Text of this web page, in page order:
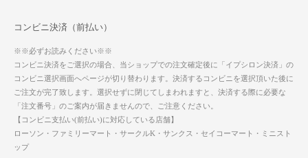
コンビニ決済（前払い）
※※必ずお読みください※※
コンビニ決済をご選択の場合、当ショップでの注文確定後に「イプシロン決済」の
コンビニ選択画面へページが切り替わります。決済するコンビニを選択頂いた後に
ご注文が完了致します。選択せずに閉じてしまわれますと、決済する際に必要な
「注文番号」のご案内が届きませんので、ご注意ください。
【コンビニ支払い(前払い)に対応している店舗】
ローソン・ファミリーマート・サークルK・サンクス・セイコーマート・ミニスト
ップ